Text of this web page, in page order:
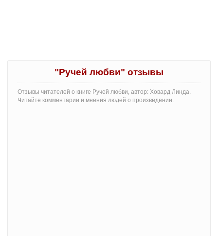
"Ручей любви" отзывы
Отзывы читателей о книге Ручей любви, автор: Ховард Линда.
Читайте комментарии и мнения людей о произведении.